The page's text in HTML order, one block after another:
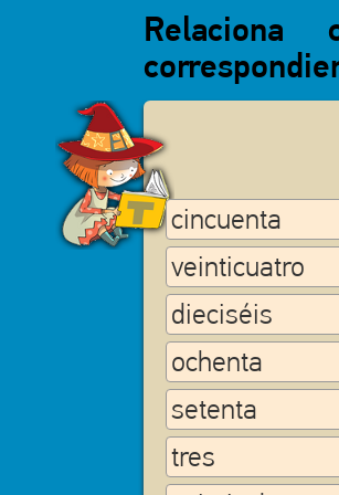
cincuenta
veinticuatro
dieciséis
ochenta
setenta
tres